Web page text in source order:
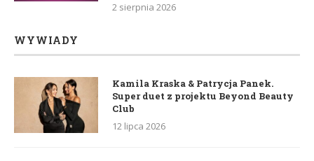
2 sierpnia 2026
WYWIADY
Kamila Kraska & Patrycja Panek.
Super duet z projektu Beyond Beauty
Club
12 lipca 2026